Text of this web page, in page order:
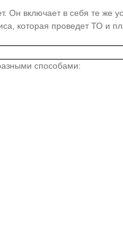
Он включает в себя те же
которая проведет ТО и
способами: